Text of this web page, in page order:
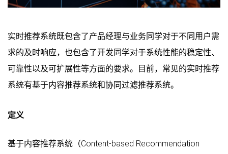
实时推荐系统既包含了产品经理与业务同学对于不同用户需
求的及时响应，也包含了开发同学对于系统性能的稳定性、
可靠性以及可扩展性等方面的要求。目前，常见的实时推荐
系统有基于内容推荐系统和协同过滤推荐系统。
定义
基于内容推荐系统（Content-based Recommendation